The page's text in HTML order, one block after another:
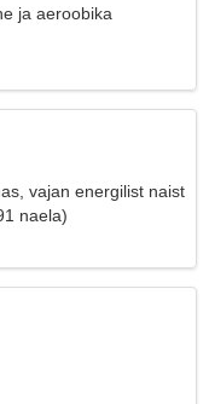
ja aeroobika
vajan energilist naist
naela)